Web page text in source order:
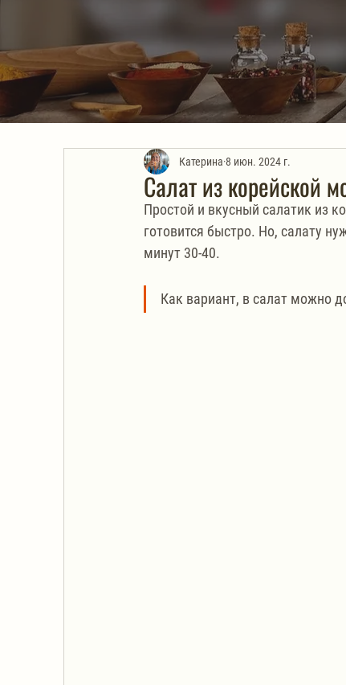
Салат из корейской
Катерина 8 июн. 2024 г.
Простой и вкусный салатик из
готовится быстро. Но, салату
минут 30-40.
Как вариант, в салат можно